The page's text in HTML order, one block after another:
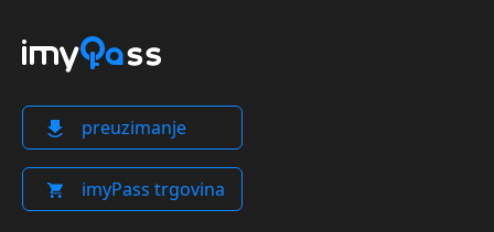
preuzimanje
imyPass trgovina